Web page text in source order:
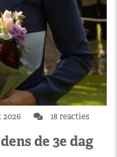
2026 18 reacties
de 3e dag